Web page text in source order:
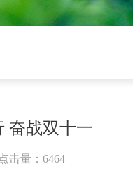
奋战双十一
点击量：6464